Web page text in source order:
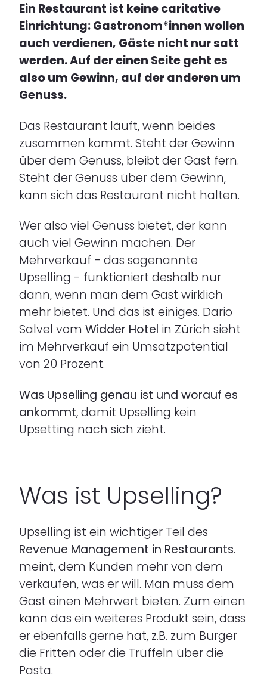
Ein Restaurant ist keine caritative
Einrichtung: Gastronom*innen wollen
auch verdienen, Gäste nicht nur satt
werden. Auf der einen Seite geht es
also um Gewinn, auf der anderen um
Genuss.
Das Restaurant läuft, wenn beides
zusammen kommt. Steht der Gewinn
über dem Genuss, bleibt der Gast fern.
Steht der Genuss über dem Gewinn,
kann sich das Restaurant nicht halten.
Wer also viel Genuss bietet, der kann
auch viel Gewinn machen. Der
Mehrverkauf - das sogenannte
Upselling - funktioniert deshalb nur
dann, wenn man dem Gast wirklich
mehr bietet. Und das ist einiges. Dario
Salvel vomWidder Hotel in Zürich sieht
im Mehrverkauf ein Umsatzpotential
von 20 Prozent.
Was Upselling genau ist und worauf es
ankommt, damit Upselling kein
Upsetting nach sich zieht.
Was ist Upselling?
Upselling ist ein wichtiger Teil des
Revenue Management in Restaurants.
meint, dem Kunden mehr von dem
verkaufen, was er will. Man muss dem
Gast einen Mehrwert bieten. Zum einen
kann das ein weiteres Produkt sein, dass
er ebenfalls gerne hat, z.B. zum Burger
die Fritten oder die Trüffeln über die
Pasta.